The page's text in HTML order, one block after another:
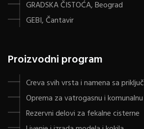
GRADSKA ČISTOĆA, Beograd
GEBI, Čantavir
Proizvodni program
Creva svih vrsta i namena sa
Oprema za vatrogasnu i
Rezervni delovi za fekalne cisterne